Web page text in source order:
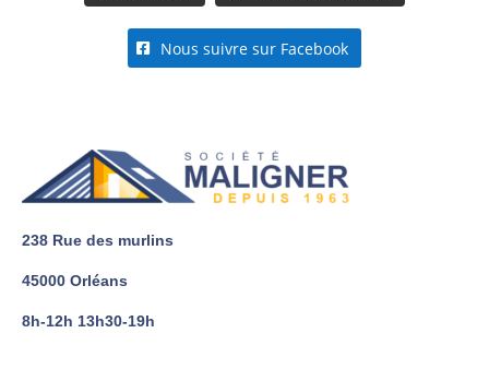
Nous suivre sur Facebook
238 Rue des murlins
45000 Orléans
8h-12h 13h30-19h